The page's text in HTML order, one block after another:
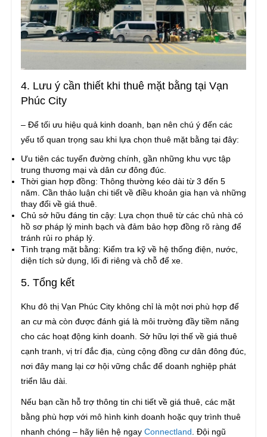
4. Lưu ý cần thiết khi thuê mặt bằng tại Vạn
Phúc City
– Để tối ưu hiệu quả kinh doanh, bạn nên chú ý đến các
yếu tố quan trọng sau khi lựa chọn thuê mặt bằng tại đây:
Ưu tiên các tuyến đường chính, gần những khu vực tập
trung thương mại và dân cư đông đúc.
Thời gian hợp đồng: Thông thường kéo dài từ 3 đến 5
năm. Cần thảo luận chi tiết về điều khoản gia hạn và những
thay đổi về giá thuê.
Chủ sở hữu đáng tin cậy: Lựa chọn thuê từ các chủ nhà có
hồ sơ pháp lý minh bạch và đảm bảo hợp đồng rõ ràng để
tránh rủi ro pháp lý.
Tình trạng mặt bằng: Kiểm tra kỹ về hệ thống điện, nước,
diện tích sử dụng, lối đi riêng và chỗ để xe.
5. Tổng kết
Khu đô thị Vạn Phúc City không chỉ là một nơi phù hợp để
an cư mà còn được đánh giá là môi trường đầy tiềm năng
cho các hoạt động kinh doanh. Sở hữu lợi thế về giá thuê
cạnh tranh, vị trí đắc địa, cùng cộng đồng cư dân đông đúc,
nơi đây mang lại cơ hội vững chắc để doanh nghiệp phát
triển lâu dài.
Nếu bạn cần hỗ trợ thông tin chi tiết về giá thuê, các mặt
bằng phù hợp với mô hình kinh doanh hoặc quy trình thuê
nhanh chóng – hãy liên hệ ngay Connectland . Đội ngũ